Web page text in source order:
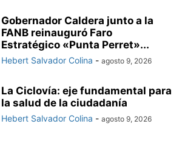
Gobernador Caldera junto a la
FANB reinauguró Faro
Estratégico «Punta Perret»...
Hebert Salvador Colina - agosto 9, 2026
La Ciclovía: eje fundamental para
la salud de la ciudadanía
Hebert Salvador Colina - agosto 9, 2026